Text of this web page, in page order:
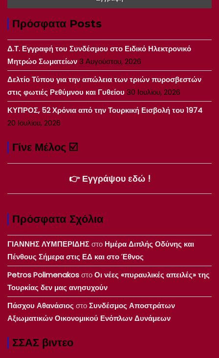
Πρόσφατα Posts
Δ.Τ. Εγγραφή του Συνδέσμου στο Ειδικό Ηλεκτρονικό
Μητρώο Σωματείων3 Αυγούστου, 2026
Δελτίο Τύπου για την απώλεια των τριών πυροσβεστών
στις φωτιές Ρεθύμνου και Γυθείου 30 Ιουλίου, 2026
ΚΥΠΡΟΣ, 52 Χρόνια από την Τουρκική Εισβολή του 1974
20 Ιουλίου, 2026
Γίνε Μέλος ☑️
👉 Εγγράψου εδώ !
Πρόσφατα Σχόλια
ΓΙΑΝΝΗΣ ΛΥΜΠΕΡΙΔΗΣστο Ημέρα Διπλής Οδύνης και
Πένθους Σήμερα στις ΕΔ και στο Έθνος
Petros PolimenakosστοΟι νέες «πυραυλικές απειλές» της
Τουρκίας δεν μας ανησυχούν
Πάσχου ΑθανάσιοςστοΣυνδέσμος Αποστράτων
Αξιωματικών Οικονομικού Ενόπλων Δυνάμεων
ΣΣΑΣ βιντεο